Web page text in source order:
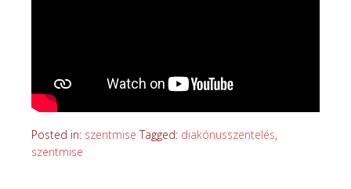
Posted in: szentmise Tagged: diakónusszentelés,
szentmise